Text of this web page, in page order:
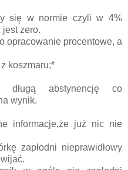
się w normie czyli w 4%
jest zero.
opracowanie procentowe, a
koszmaru;*
długą abstynencję co
wynik.
informacje,że już nic nie
zapłodni nieprawidłowy